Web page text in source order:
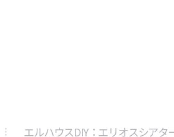
エルハウスDIY：エリオスシアタ